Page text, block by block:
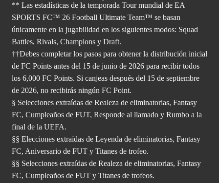
** Las estadísticas de la temporada Tour mundial de EA
SPORTS FC™ 26 Football Ultimate Team™ se basan
únicamente en la jugabilidad en los siguientes modos: Squad
Battles, Rivals, Champions y Draft.
††Debes completar los pasos para obtener la distribución inicial
de FC Points antes del 15 de junio de 2026 para recibir todos
los 6,000 FC Points. Si canjeas después del 15 de septiembre
de 2026, no recibirás ningún FC Point.
§ Selecciones extraídas de Realeza de eliminatorias, Fantasy
FC, Cumpleaños de FUT, Responde al llamado y Rumbo a la
final de la UEFA.
§§ Elecciones extraídas de Leyenda de eliminatorias, Fantasy
FC, Aniversario de FUT y Titanes de trofeo.
§§ Selecciones extraídas de Realeza de eliminatorias, Fantasy
FC, Cumpleaños de FUT y Titanes de trofeos.